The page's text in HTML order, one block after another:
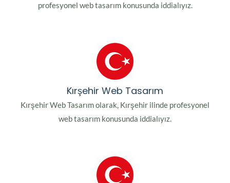
profesyonel web tasarım konusunda iddialıyız.
Kırşehir Web Tasarım
Kırşehir Web Tasarım olarak, Kırşehir ilinde profesyonel
web tasarım konusunda iddialıyız.